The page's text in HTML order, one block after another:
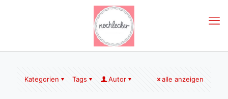
Kategorien Tags Autor alle anzeigen